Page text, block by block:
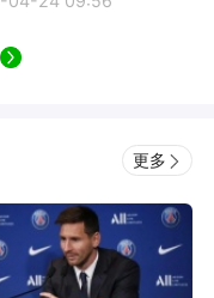
更多